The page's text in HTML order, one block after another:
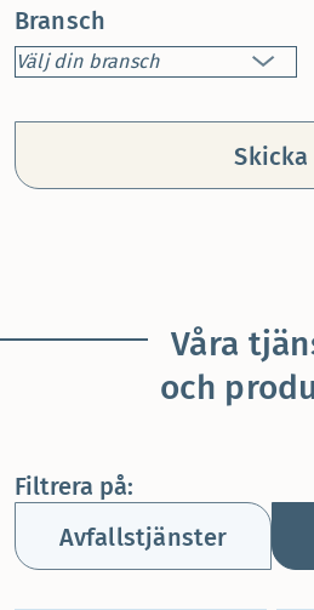
Bransch
Våra
och
Filtrera på:
Avfallstjänster